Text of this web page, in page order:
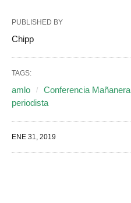
PUBLISHED BY
Chipp
TAGS:
amlo Conferencia Mañanera
periodista
ENE 31, 2019